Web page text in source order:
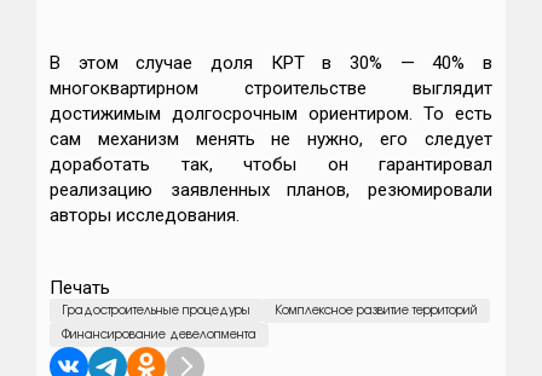
В этом случае доля КРТ в 30% — 40% в
многоквартирном строительстве выглядит
достижимым долгосрочным ориентиром. То есть
сам механизм менять не нужно, его следует
доработать так, чтобы он гарантировал
реализацию заявленных планов, резюмировали
авторы исследования.
Печать
Градостроительные процедуры
Комплексное развитие территорий
Финансирование девелопмента